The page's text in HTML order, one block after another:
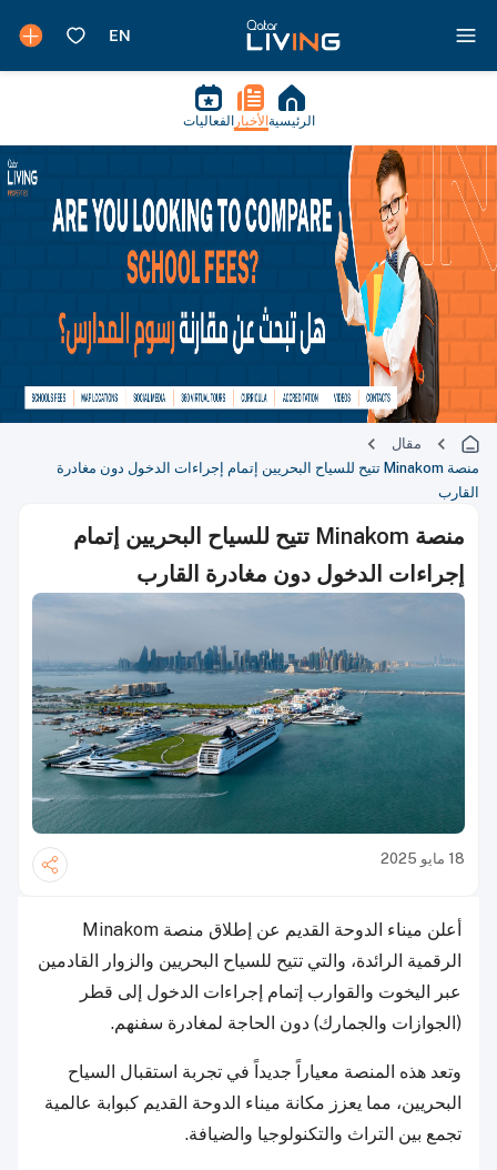
الرئيسية الأخبار الفعاليات
مقال
منصة Minakom تتيح للسياح البحريين إتمام إجراءات الدخول دون مغادرة
القارب
منصة Minakom تتيح للسياح البحريين إتمام
إجراءات الدخول دون مغادرة القارب
18 مايو 2025
أعلن ميناء الدوحة القديم عن إطلاق منصة Minakom
الرقمية الرائدة، والتي تتيح للسياح البحريين والزوار القادمين
عبر اليخوت والقوارب إتمام إجراءات الدخول إلى قطر
(الجوازات والجمارك) دون الحاجة لمغادرة سفنهم.
وتعد هذه المنصة معياراً جديداً في تجربة استقبال السياح
البحريين، مما يعزز مكانة ميناء الدوحة القديم كبوابة عالمية
تجمع بين التراث والتكنولوجيا والضيافة.